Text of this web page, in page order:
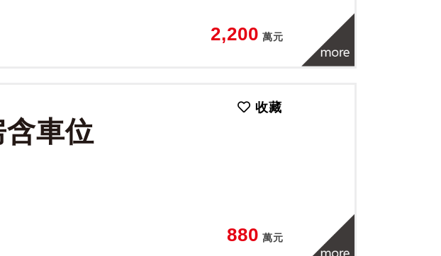
2,200 萬元
車位
880 萬元
收藏